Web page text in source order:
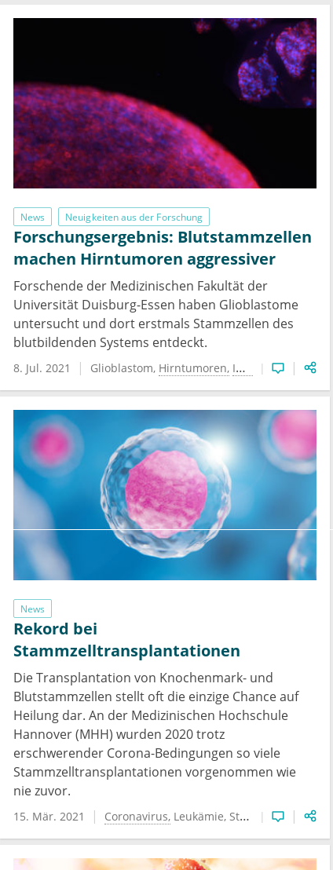
News Neuigkeiten aus der Forschung
Forschungsergebnis: Blutstammzellen
machen Hirntumoren aggressiver
Forschende der Medizinischen Fakultät der
Universität Duisburg-Essen haben Glioblastome
untersucht und dort erstmals Stammzellen des
blutbildenden Systems entdeckt.
8. Jul. 2021 Glioblastom Hirntumoren Immunonkologie
News
Rekord bei
Stammzelltransplantationen
Die Transplantation von Knochenmark- und
Blutstammzellen stellt oft die einzige Chance auf
Heilung dar. An der Medizinischen Hochschule
Hannover (MHH) wurden 2020 trotz
erschwerender Corona-Bedingungen so viele
Stammzelltransplantationen vorgenommen wie
nie zuvor.
15. Mär. 2021 Coronavirus Leukämie Stammzellforschung